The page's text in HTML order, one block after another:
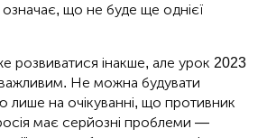
що не буде ще однієї
розвиватися інакше, але урок 2023
Не можна будувати
лише на очікуванні, що противник
має серйозні проблеми —